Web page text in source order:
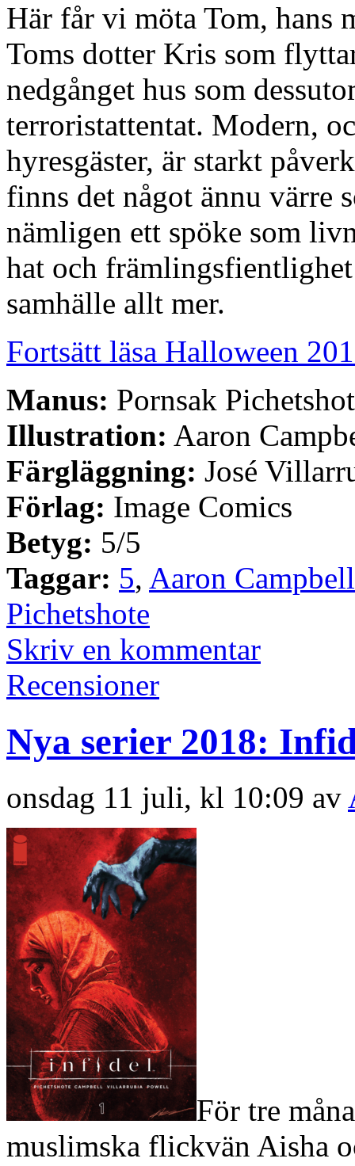
Här får vi möta Tom, hans
Toms dotter Kris som
nedgånget hus som
terroristattentat. Modern,
hyresgäster, är starkt
finns det något ännu värre
nämligen ett spöke som
hat och
samhälle allt mer.
Fortsätt läsa Halloween
Manus: Pornsak
Illustration: Aaron
Färgläggning: José
Förlag: Image Comics
Betyg: 5/5
Taggar: 5, Aaron Campbell
Pichetshote
Skriv en kommentar
Recensioner
Nya serier 2018:
onsdag 11 juli, kl 10:09 av
För tre
muslimska flickvän Aisha